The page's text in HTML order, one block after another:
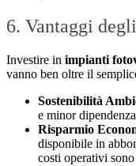
6. Vantaggi
Investire in impianti
vanno ben oltre il
Sostenibilità
e minor
Risparmio
disponibile in
costi operativi